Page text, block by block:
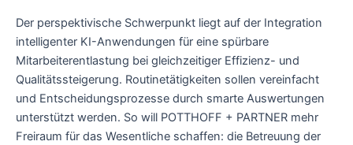
Der perspektivische Schwerpunkt liegt auf der Integration
intelligenter KI-Anwendungen für eine spürbare
Mitarbeiterentlastung bei gleichzeitiger Effizienz- und
Qualitätssteigerung. Routinetätigkeiten sollen vereinfacht
und Entscheidungsprozesse durch smarte Auswertungen
unterstützt werden. So will POTTHOFF + PARTNER mehr
Freiraum für das Wesentliche schaffen: die Betreuung der